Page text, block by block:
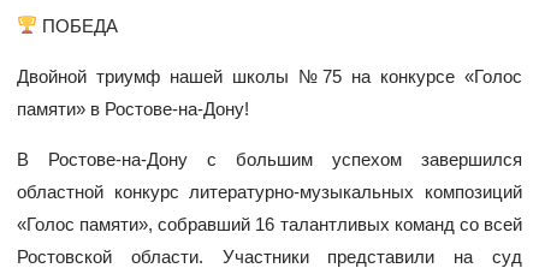
ПОБЕДА
Двойной триумф нашей школы №75 на конкурсе «Голос
памяти» в Ростове-на-Дону!
В Ростове-на-Дону с большим успехом завершился
областной конкурс литературно-музыкальных композиций
«Голос памяти», собравший 16 талантливых команд со всей
Ростовской области. Участники представили на суд